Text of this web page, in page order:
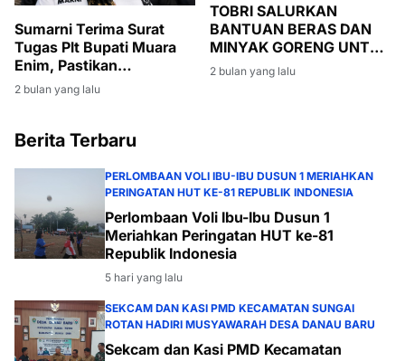
Sumarni Terima Surat
Tugas Plt Bupati Muara
Enim, Pastikan
Pembangunan Tetap
Berjalan
2 bulan yang lalu
TOBRI SALURKAN
BANTUAN BERAS DAN
MINYAK GORENG UNTUK
WARGA BANSOS DI
DESA DANAU BARU
2 bulan yang lalu
Berita Terbaru
PERLOMBAAN VOLI IBU-IBU DUSUN 1 MERIAHKAN
PERINGATAN HUT KE-81 REPUBLIK INDONESIA
Perlombaan Voli Ibu-Ibu Dusun 1
Meriahkan Peringatan HUT ke-81
Republik Indonesia
5 hari yang lalu
SEKCAM DAN KASI PMD KECAMATAN SUNGAI
ROTAN HADIRI MUSYAWARAH DESA DANAU BARU
Sekcam dan Kasi PMD Kecamatan